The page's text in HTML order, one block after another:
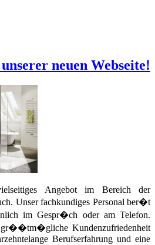
neuen Webseite!
Angebot im Bereich der
Unser fachkundiges Personal ber�t
im Gespr�ch oder am Telefon.
gr��tm�gliche Kundenzufriedenheit
Berufserfahrung und eine